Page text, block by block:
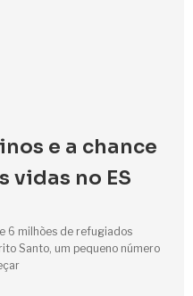
e a chance
vidas no ES
6 milhões de refugiados
Santo, um pequeno número